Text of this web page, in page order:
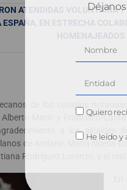
ATENDIDAS VOLUNTARIA
ESPAÑA, EN ESTRECHA
HOMENAJEADOS
de los colegios
Marín y Francisco
a los alcaldes
de Aridane, María Noelia
Rodríguez Lorenzo, y al
Quiero
He leído y